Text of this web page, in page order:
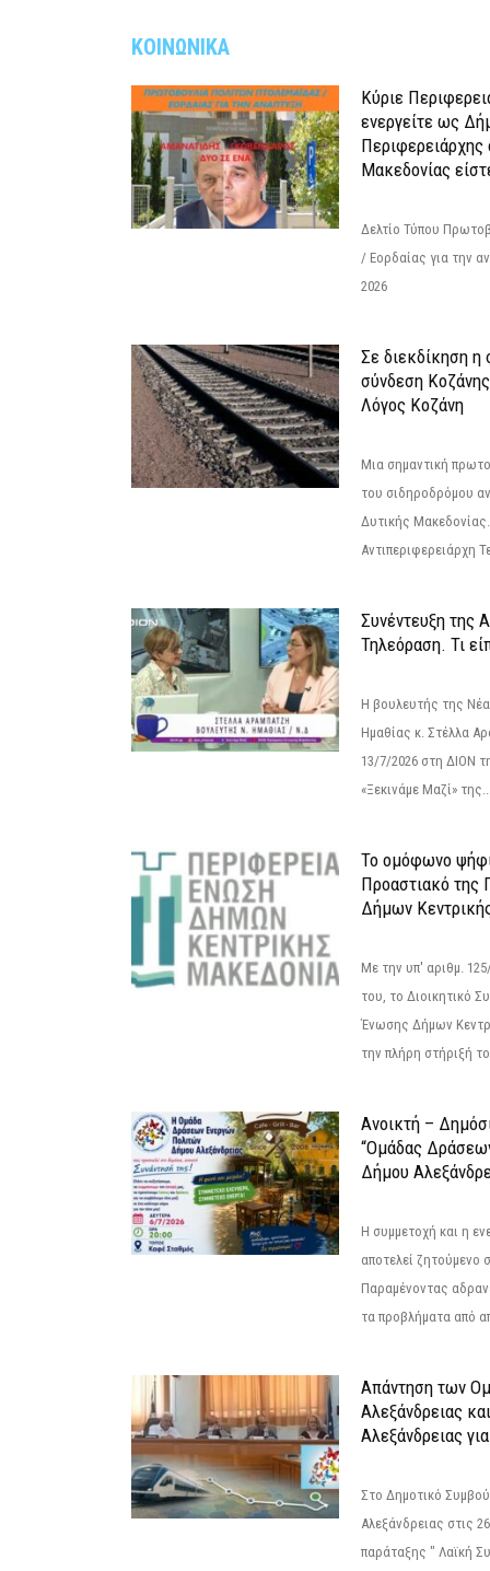
ΚΟΙΝΩΝΙΚΑ
Κύριε
ενεργείτε ως
Περιφερειάρχης
Μακεδονίας
Δελτίο Τύπου
/ Εορδαίας για την
2026
Σε διεκδίκηση η
σύνδεση
Λόγος Κοζάνη
Μια σημαντική
του σιδηροδρόμου
Δυτικής
Αντιπεριφερειάρχη
Συνέντευξη της
Τηλεόραση. Τι
Η βουλευτής της
Ημαθίας κ. Στέλλα
13/7/2026 στη ΔΙΟΝ
«Ξεκινάμε Μαζί»
Το ομόφωνο
Προαστιακό της
Δήμων
Με την υπ' αριθμ.
του, το Διοικητικό
Ένωσης Δήμων
την πλήρη στήριξή
Ανοικτή –
“Ομάδας
Δήμου
Η συμμετοχή και η
αποτελεί ζητούμενο
Παραμένοντας
τα προβλήματα από
Απάντηση των
Αλεξάνδρειας
Αλεξάνδρειας
Στο Δημοτικό
Αλεξάνδρειας στις
παράταξης " Λαϊκή